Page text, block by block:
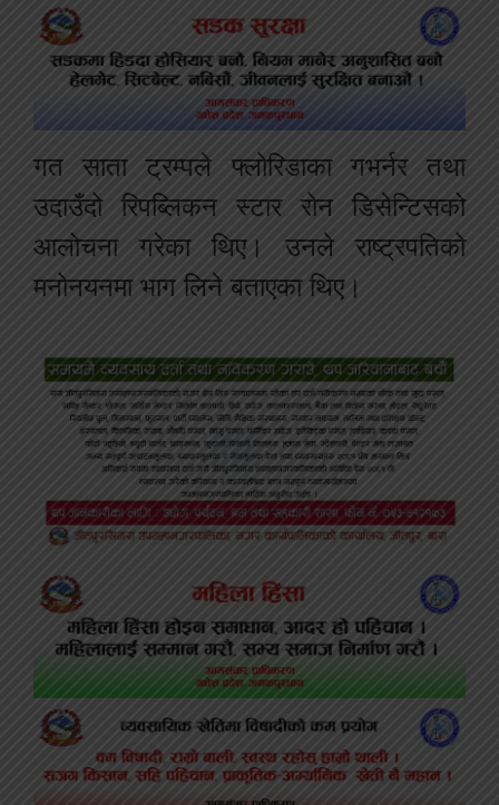
गत साता ट्रम्पले फ्लोरिडाका गभर्नर तथा
उदाउँदो रिपब्लिकन स्टार रोन डिसेन्टिसको
आलोचना गरेका थिए। उनले राष्ट्रपतिको
मनोनयनमा भाग लिने बताएका थिए।